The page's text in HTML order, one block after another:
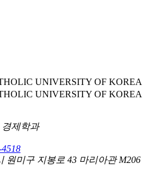
제학과
원미구 지봉로 43 마리아관 M206